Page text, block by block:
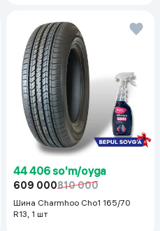
44 406 so'm/oyga
609 000810 000
Шина Charmhoo Cho1 165/70
R13, 1 шт